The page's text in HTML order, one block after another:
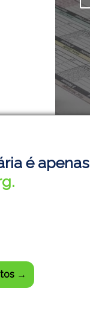
é apenas
→